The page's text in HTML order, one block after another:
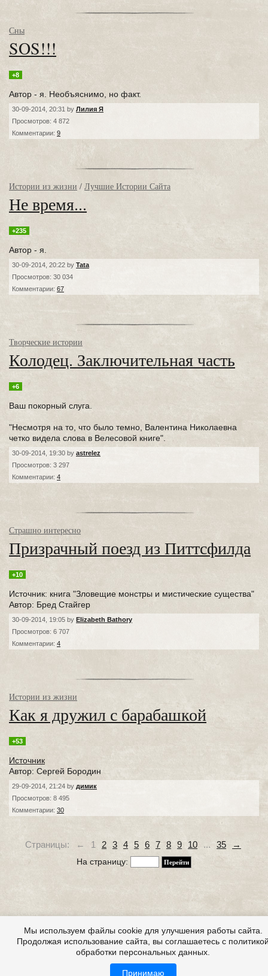
Сны
SOS!!!
+8
Автор - я. Необъяснимо, но факт.
30-09-2014, 20:31 by Лилия Я
Просмотров: 4 872
Комментарии: 9
Истории из жизни / Лучшие Истории Сайта
Не время...
+235
Автор - я.
30-09-2014, 20:22 by Tata
Просмотров: 30 034
Комментарии: 67
Творческие истории
Колодец. Заключительная часть
+6
Ваш покорный слуга.
"Несмотря на то, что было темно, Валентина Николаевна
четко видела слова в Велесовой книге".
30-09-2014, 19:30 by astrelez
Просмотров: 3 297
Комментарии: 4
Страшно интересно
Призрачный поезд из Питтсфилда
+10
Источник: книга "Зловещие монстры и мистические существа"
Автор: Бред Стайгер
30-09-2014, 19:05 by Elizabeth Bathory
Просмотров: 6 707
Комментарии: 4
Истории из жизни
Как я дружил с барабашкой
+53
Источник
Автор: Сергей Бородин
29-09-2014, 21:24 by димик
Просмотров: 8 495
Комментарии: 30
Страницы: ← 1 2 3 4 5 6 7 8 9 10 ... 35 →
На страницу:
Мы используем файлы cookie для улучшения работы сайта.
Продолжая использование сайта, вы соглашаетесь с
обработки персональных данных.
Принимаю